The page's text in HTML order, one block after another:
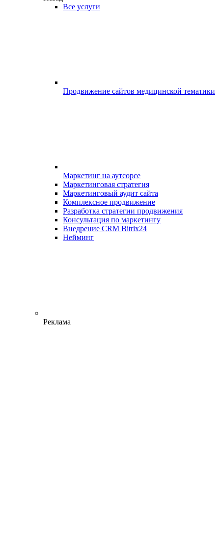
Все услуги
Продвижение сайтов медицинской тематики
Маркетинг на аутсорсе
Маркетинговая стратегия
Маркетинговый аудит сайта
Комплексное продвижение
Разработка стратегии продвижения
Консультация по маркетингу
Внедрение CRM Bitrix24
Нейминг
Реклама